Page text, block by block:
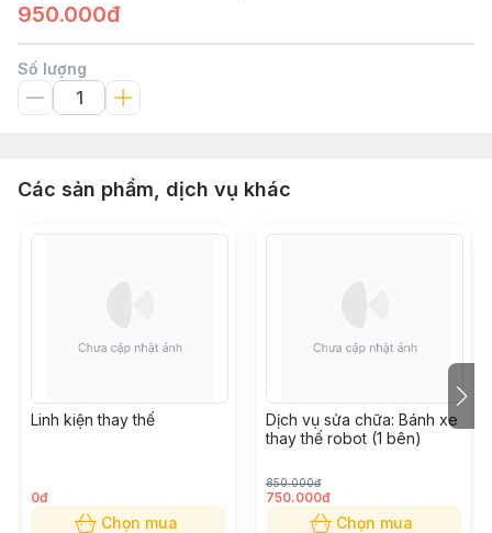
950.000đ
Số lượng
Các sản phẩm, dịch vụ khác
Linh kiện thay thế
0đ
Chọn mua
Dịch vụ sửa chữa: Bánh xe
thay thế robot (1 bên)
850.000đ
750.000đ
Chọn mua